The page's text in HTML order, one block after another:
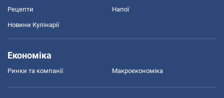
Рецепти Напої
Новини Кулінарії
Економіка
Ринки та компанії Макроекономіка